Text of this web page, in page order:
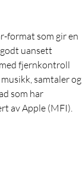
format som gir en
uansett
fjernkontroll
samtaler og
som har
av Apple (MFI).